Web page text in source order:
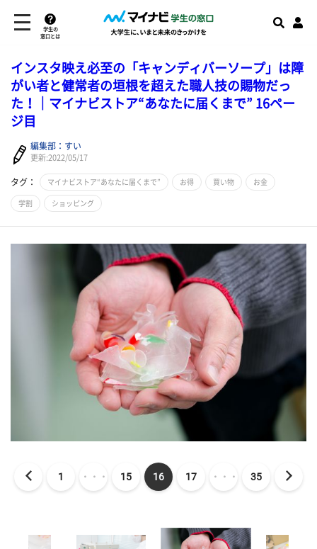
学生の
窓口とは
インスタ映え必至の「キャンディバーソープ」は障
がい者と健常者の垣根を超えた職人技の賜物だっ
た！｜マイナビストア“あなたに届くまで” 16ペー
ジ目
編集部：すい
更新:2022/05/17
タグ： マイナビストア“あなたに届くまで” お得 買い物 お金
学割 ショッピング
1 ・・・ 15 16 17 ・・・ 35